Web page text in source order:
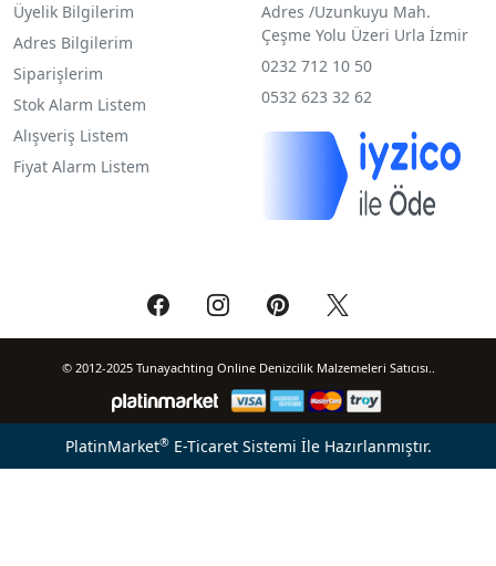
Üyelik Bilgilerim
Adres Bilgilerim
Siparişlerim
Stok Alarm Listem
Alışveriş Listem
Fiyat Alarm Listem
Adres /Uzunkuyu Mah.
Çeşme Yolu Üzeri Urla İzmir
0232 712 10 50
0532 623 32 62
© 2012-2025 Tunayachting Online Denizcilik Malzemeleri Satıcısı..
PlatinMarket®E-Ticaret Sistemi İle Hazırlanmıştır.